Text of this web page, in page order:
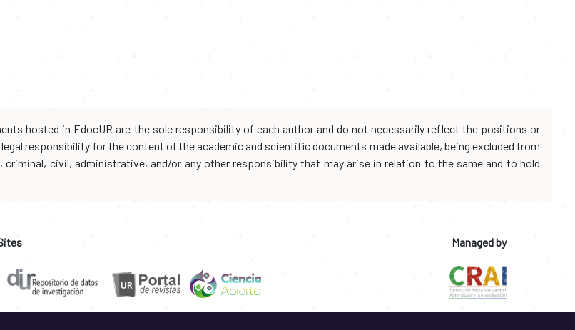
hosted in EdocUR are the sole responsibility of each author and do not necessarily reflect the positions or
responsibility for the content of the academic and scientific documents made available, being excluded from
civil, administrative, and/or any other responsibility that may arise in relation to the same and to hold
Managed by